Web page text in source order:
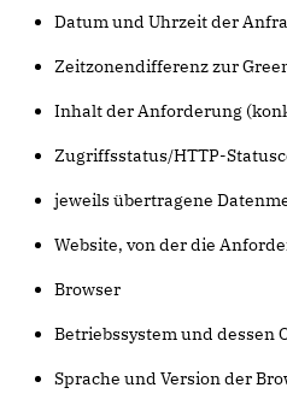
Datum und Uhrzeit der
Zeitzonendifferenz zur
Inhalt der Anforderung
Zugriffsstatus/HTTP-
jeweils übertragene
Website, von der die
Browser
Betriebssystem und dessen
Sprache und Version der